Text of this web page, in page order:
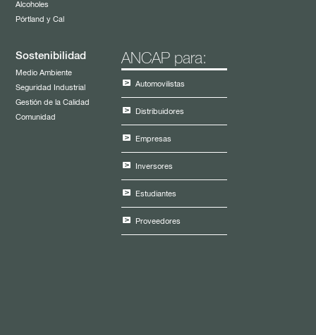
Alcoholes
Pórtland y Cal
Sostenibilidad
Medio Ambiente
Seguridad Industrial
Gestión de la Calidad
Comunidad
ANCAP para:
Automovilistas
Distribuidores
Empresas
Inversores
Estudiantes
Proveedores